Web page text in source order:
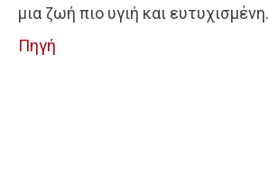
μια ζωή πιο υγιή και ευτυχισμένη.
Πηγή